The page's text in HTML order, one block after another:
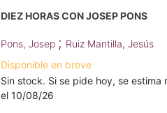
DIEZ HORAS CON JOSEP PONS
Pons, Josep ; Ruiz Mantilla, Jesús
Disponible en breve
Sin stock. Si se pide hoy, se estima
el 10/08/26